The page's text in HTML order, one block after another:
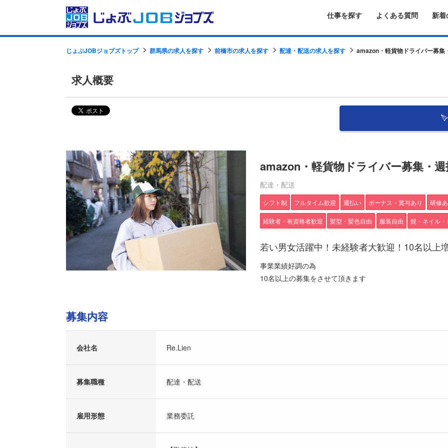
仕事を探す よくある質問 新
じょぶJOBジョブズトップ 群馬県の求人を探す 前橋市の求人を探す 配達・配送の求人を探す amazon・軽貨物ドライバー募集
求人概要
amazon・軽貨物ドライバー募集・
配達・配送
シフト制 フルタイム歓迎 週払い ボーナス・賞与あり 研修
経験者・有資格者歓迎 髪型・髪色自由 服装自由 髭・ネイル
若い男女活躍中！未経験者大歓迎！10名以上
事業業績好調の為
10名以上の募集をさせて頂きます
募集内容
会社名 Re.Lien
募集職種 配達・配送
雇用形態 業務委託